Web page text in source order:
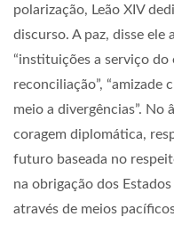
polarização, Leão XIV
discurso. A paz, disse ele
“instituições a serviço do
reconciliação”, “amizade
meio a divergências”. No
coragem diplomática,
futuro baseada no
na obrigação dos
através de meios